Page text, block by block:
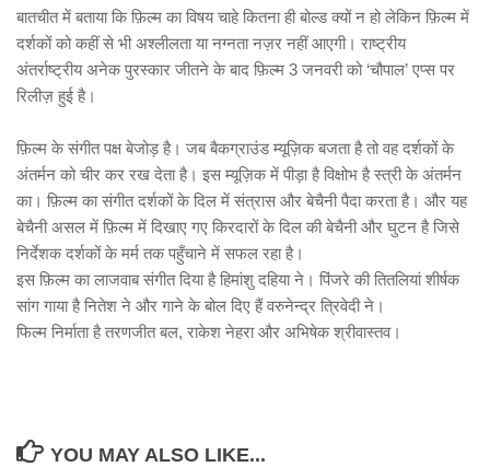
बातचीत में बताया कि फ़िल्म का विषय चाहे कितना ही बोल्ड क्यों न हो लेकिन फ़िल्म में
दर्शकों को कहीं से भी अश्लीलता या नग्नता नज़र नहीं आएगी। राष्ट्रीय
अंतर्राष्ट्रीय अनेक पुरस्कार जीतने के बाद फ़िल्म 3 जनवरी को ‘चौपाल’ एप्स पर
रिलीज़ हुई है।
फ़िल्म के संगीत पक्ष बेजोड़ है। जब बैकग्राउंड म्यूज़िक बजता है तो वह दर्शकों के
अंतर्मन को चीर कर रख देता है। इस म्यूज़िक में पीड़ा है विक्षोभ है स्त्री के अंतर्मन
का। फ़िल्म का संगीत दर्शकों के दिल में संत्रास और बेचैनी पैदा करता है। और यह
बेचैनी असल में फ़िल्म में दिखाए गए किरदारों के दिल की बेचैनी और घुटन है जिसे
निर्देशक दर्शकों के मर्म तक पहुँचाने में सफल रहा है।
इस फ़िल्म का लाजवाब संगीत दिया है हिमांशु दहिया ने। पिंजरे की तितलियां शीर्षक
सांग गाया है नितेश ने और गाने के बोल दिए हैं वरुनेन्द्र त्रिवेदी ने।
फिल्म निर्माता है तरणजीत बल, राकेश नेहरा और अभिषेक श्रीवास्तव।
YOU MAY ALSO LIKE...